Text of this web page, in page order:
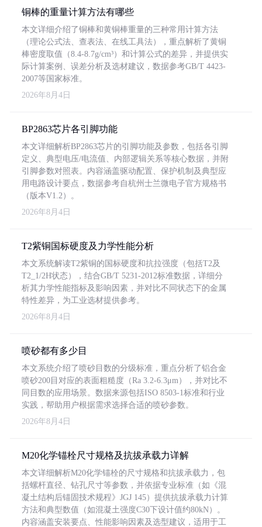
铜棒的重量计算方法有哪些
本文详细介绍了铜棒和黄铜棒重量的三种常用计算方法
（理论公式法、查表法、在线工具法），重点解析了黄铜
棒密度取值（8.4-8.7g/cm³）和计算公式的差异，并提供实
际计算案例、误差分析及选材建议，数据参考GB/T 4423-
2007等国家标准。
2026年8月4日
BP2863芯片各引脚功能
本文详细解析BP2863芯片的引脚功能及参数，包括各引脚
定义、典型电压/电流值、内部逻辑关系等核心数据，并附
引脚参数对照表。内容涵盖驱动配置、保护机制及典型应
用电路设计要点，数据参考自杭州士兰微电子官方规格书
（版本V1.2）。
2026年8月4日
T2紫铜国标硬度及力学性能分析
本文系统解读T2紫铜的国标硬度和抗拉强度（包括T2及
T2_1/2H状态），结合GB/T 5231-2012标准数据，详细分
析其力学性能指标及影响因素，并对比不同状态下的金属
特性差异，为工业选材提供参考。
2026年8月4日
喷砂都有多少目
本文系统介绍了喷砂目数的分级标准，重点分析了铝合金
喷砂200目对应的表面粗糙度（Ra 3.2-6.3μm），并对比不
同目数的应用场景。数据来源包括ISO 8503-1标准和行业
实践，帮助用户根据需求选择合适的喷砂参数。
2026年8月4日
M20化学锚栓尺寸规格及抗拔承载力详解
本文详细解析M20化学锚栓的尺寸规格和抗拔承载力，包
括螺杆直径、钻孔尺寸等参数，并依据专业标准（如《混
凝土结构后锚固技术规程》JGJ 145）提供抗拔承载力计算
方法和典型数值（如混凝土强度C30下设计值约80kN）。
内容涵盖安装要点、性能影响因素及选型建议，适用于工